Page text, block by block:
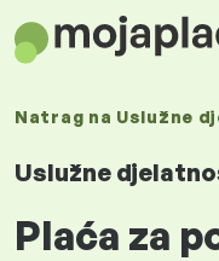
Natrag na Uslužne
Uslužne
Plaća za